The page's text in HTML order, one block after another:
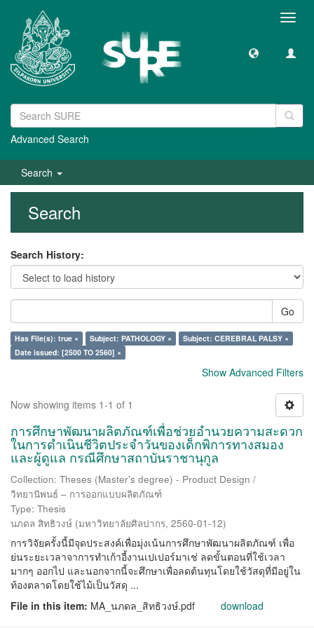
Advanced Search
Search
Search
Search History:
Go
Has File(s): true × Subject: PATHOLOGY ×
Subject: CEREBRAL PALSY ×
Date issued: [2500 TO 2560] ×
Show Advanced Filters
Now showing items 1-1 of 1
การศึกษาพัฒนาผลิตภัณฑ์เพื่อช่วยอำนวยความสะดวก
ในการดำเนินชีวิตประจำวันของเด็กพิการทางสมอง
และผู้ดูแล กรณีศึกษาสถาบันราชานุกูล
Collection: Theses (Master's degree) - Product Design /
วิทยานิพนธ์ – การออกแบบผลิตภัณฑ์
Type: Thesis
นภดล สิทธิวงษ์ (มหาวิทยาลัยศิลปากร, 2560-01-12)
การวิจัยครั้งนี้มีจุดประสงค์เพื่อมุ่งเน้นการศึกษาพัฒนาผลิตภัณฑ์ เพื่อ
ย่นระยะเวลาจาการทำเก้าอี้งานเปเปอร์มาเช่ ลดขั้นตอนที่ใช้เวลา
มากๆ ออกไป และนอกจากนี้จะศึกษาเพื่อลดต้นทุนโดยใช้วัสดุที่มีอยู่ใน
ท้องตลาดโดยใช้ไม้เป็นวัสดุ ...
File in this item: MA_นภดล_สิทธิวงษ์.pdf download